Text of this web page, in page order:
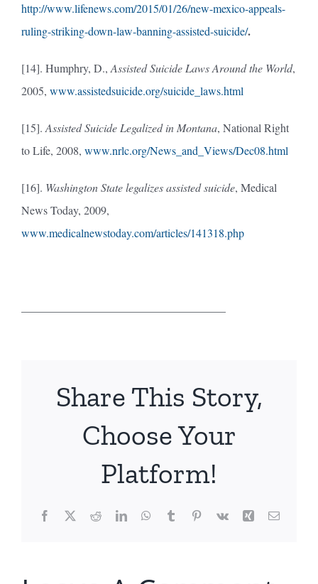
http://www.lifenews.com/2015/01/26/new-mexico-appeals-
ruling-striking-down-law-banning-assisted-suicide/.
[14]. Humphry, D., Assisted Suicide Laws Around the World,
2005, www.assistedsuicide.org/suicide_laws.html
[15]. Assisted Suicide Legalized in Montana, National Right
to Life, 2008, www.nrlc.org/News_and_Views/Dec08.html
[16]. Washington State legalizes assisted suicide, Medical
News Today, 2009,
www.medicalnewstoday.com/articles/141318.php
Share This Story,
Choose Your
Platform!
Facebook
X RedditLinkedInWhatsApp
TumblrPinterest
Vk Xing Email